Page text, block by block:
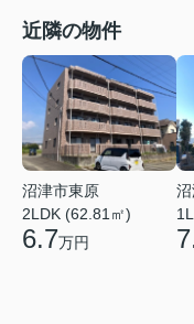
近隣の物件
沼津市東原
2LDK (62.81㎡)
6.7万円